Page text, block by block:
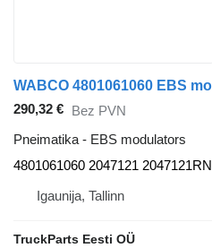
290,32 € Bez PVN
Pneimatika - EBS modulators
4801061060 2047121 2047121RN
Igaunija, Tallinn
TruckParts Eesti OÜ